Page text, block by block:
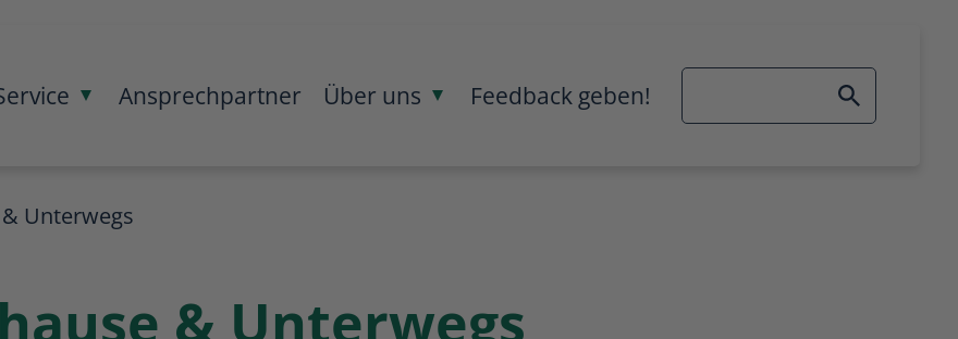
öffnen/schließen
Menü öffnen/schließen
Ansprechpartner Über uns Menü öffnen/schließen
Feedback geben! Suchbegriff
Unterwegs
& Unterwegs